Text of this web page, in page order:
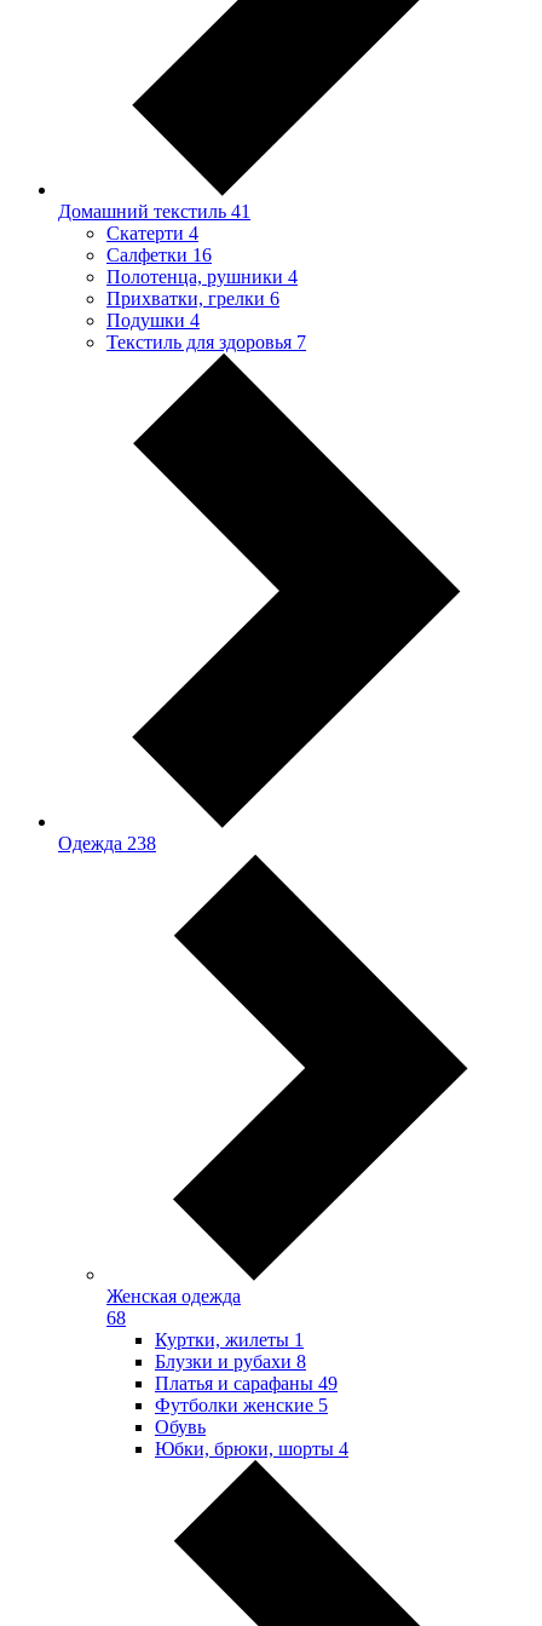
Домашний текстиль 41
Скатерти 4
Салфетки 16
Полотенца, рушники 4
Прихватки, грелки 6
Подушки 4
Текстиль для здоровья 7
Одежда 238
Женская одежда
68
Куртки, жилеты 1
Блузки и рубахи 8
Платья и сарафаны 49
Футболки женские 5
Обувь
Юбки, брюки, шорты 4